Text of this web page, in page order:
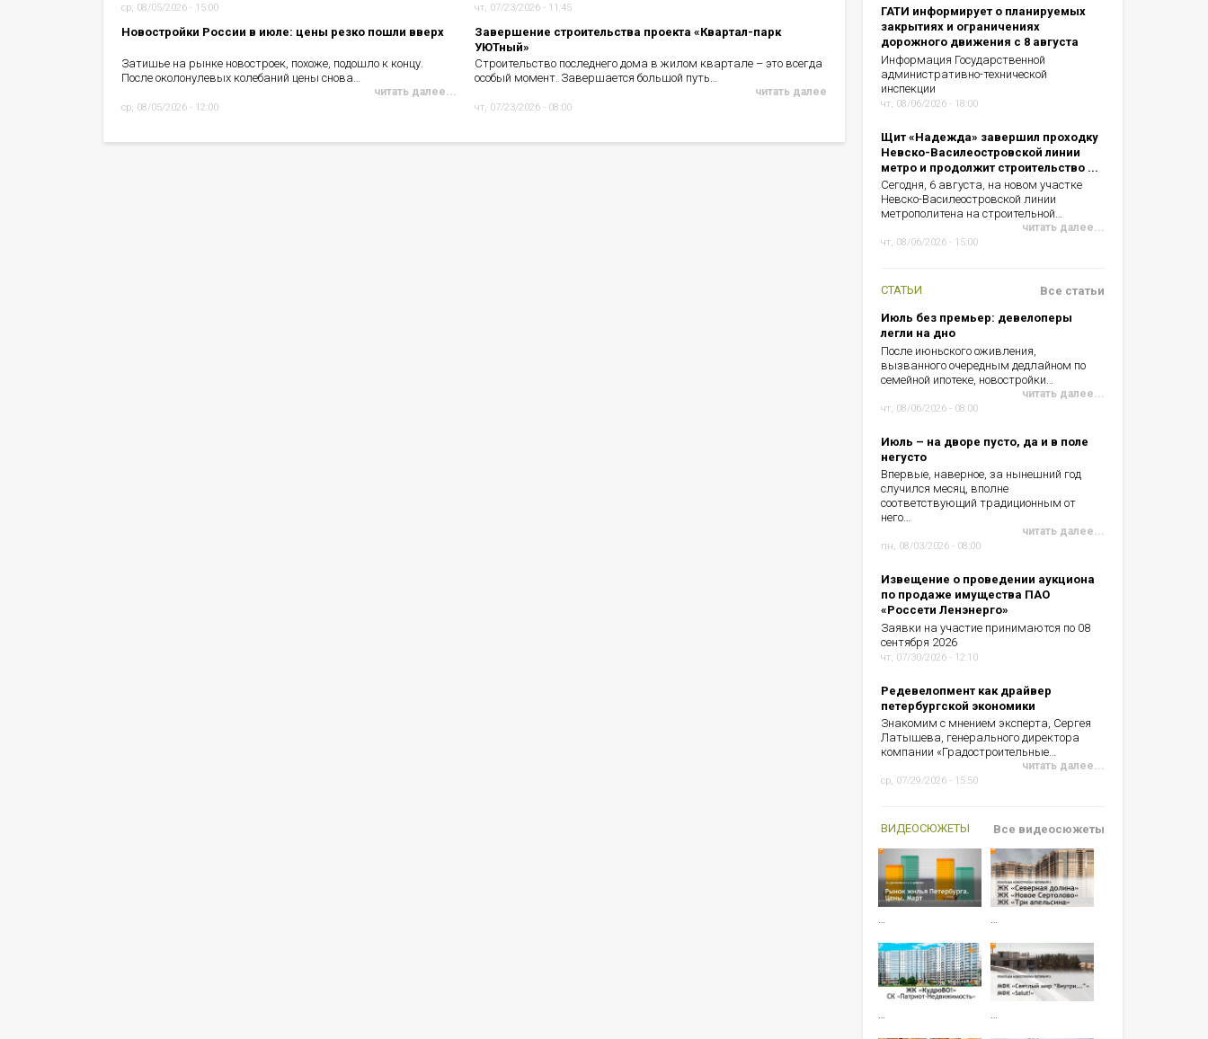
ср, 08/05/2026 - 15:00
Новостройки России в июле: цены резко пошли вверх
Затишье на рынке новостроек, похоже, подошло к концу.
После околонулевых колебаний цены снова…
читать далее...
ср, 08/05/2026 - 12:00
чт, 07/23/2026 - 11:45
Завершение строительства проекта «Квартал-парк
УЮТный»
Строительство последнего дома в жилом квартале – это всегда
особый момент. Завершается большой путь…
читать далее
чт, 07/23/2026 - 08:00
ГАТИ информирует о планируемых
закрытиях и ограничениях
дорожного движения с 8 августа
Информация Государственной
административно-технической
инспекции
чт, 08/06/2026 - 18:00
Щит «Надежда» завершил проходку
Невско-Василеостровской линии
метро и продолжит строительство ...
Сегодня, 6 августа, на новом участке
Невско-Василеостровской линии
метрополитена на строительной…
читать далее...
чт, 08/06/2026 - 15:00
СТАТЬИ
Июль без премьер: девелоперы
легли на дно
После июньского оживления,
вызванного очередным дедлайном по
семейной ипотеке, новостройки…
читать далее...
чт, 08/06/2026 - 08:00
Июль – на дворе пусто, да и в поле
негусто
Впервые, наверное, за нынешний год
случился месяц, вполне
соответствующий традиционным от
него…
читать далее...
пн, 08/03/2026 - 08:00
Извещение о проведении аукциона
по продаже имущества ПАО
«Россети Ленэнерго»
Заявки на участие принимаются по 08
сентября 2026
чт, 07/30/2026 - 12:10
Редевелопмент как драйвер
петербургской экономики
Знакомим с мнением эксперта, Сергея
Латышева, генерального директора
компании «Градостроительные…
читать далее...
ср, 07/29/2026 - 15:50
Все статьи
ВИДЕОСЮЖЕТЫ
… …
Все видеосюжеты